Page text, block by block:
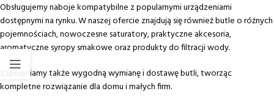
Obsługujemy naboje kompatybilne z popularnymi urządzeniami
dostępnymi na rynku. W naszej ofercie znajdują się również butle o różnych
pojemnościach, nowoczesne saturatory, praktyczne akcesoria,
aromatyczne syropy smakowe oraz produkty do filtracji wody.
Zapewniamy także wygodną wymianę i dostawę butli, tworząc
kompletne rozwiązanie dla domu i małych firm.